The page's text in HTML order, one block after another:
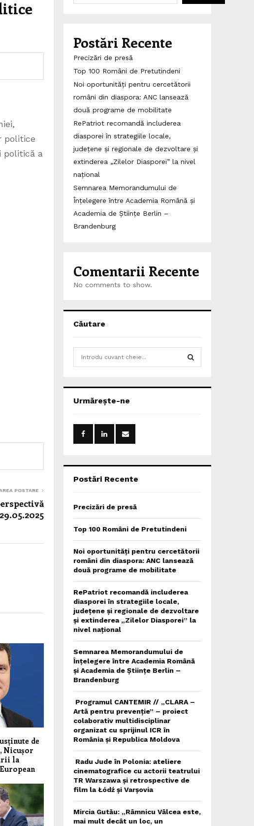
politice
politică a
POSTARE
de
Nicușor
la
Postări Recente
Precizări de presă
Top 100 Români de Pretutindeni
Noi oportunități pentru cercetătorii
români din diaspora: ANC lansează
două programe de mobilitate
RePatriot recomandă includerea
diasporei în strategiile locale,
județene și regionale de dezvoltare și
extinderea „Zilelor Diasporei” la nivel
național
Semnarea Memorandumului de
Înțelegere între Academia Română și
Academia de Științe Berlin –
Brandenburg
Comentarii Recente
No comments to show.
Căutare
h
o
:
Urmărește-ne
Postări Recente
Precizări de presă
Top 100 Români de Pretutindeni
Noi oportunități pentru cercetătorii
români din diaspora: ANC lansează
două programe de mobilitate
RePatriot recomandă includerea
diasporei în strategiile locale,
județene și regionale de dezvoltare
și extinderea „Zilelor Diasporei” la
nivel național
Semnarea Memorandumului de
Înțelegere între Academia Română
și Academia de Științe Berlin –
Brandenburg
Programul CANTEMIR // „CLARA –
Artă pentru prevenție” – proiect
colaborativ multidisciplinar
organizat cu sprijinul ICR în
România și Republica Moldova
Radu Jude în Polonia: ateliere
cinematografice cu actorii teatrului
TR Warszawa și retrospective de
film la Łódź și Varșovia
Mircia Gutău: „Râmnicu Vâlcea este,
mai mult decât un loc, un